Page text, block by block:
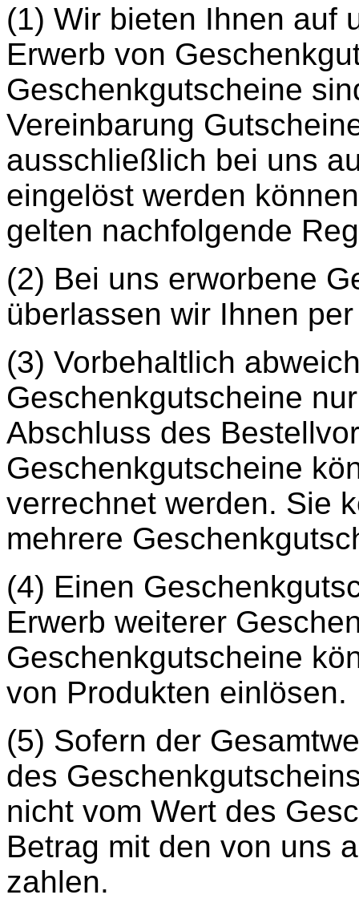
(1) Wir bieten Ihnen auf
Erwerb von
Geschenkgutscheine
Vereinbarung
ausschließlich bei uns
eingelöst werden
gelten nachfolgende
(2) Bei uns erworbene
überlassen wir Ihnen
(3) Vorbehaltlich
Geschenkgutscheine
Abschluss des
Geschenkgutscheine
verrechnet werden. Sie
mehrere
(4) Einen
Erwerb weiterer
Geschenkgutscheine
von Produkten einlösen.
(5) Sofern der
des
nicht vom Wert des
Betrag mit den von uns
zahlen.